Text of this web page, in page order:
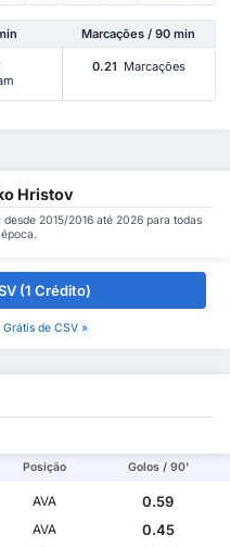
Marcações / 90 min
0.21 Marcações
Hristov
2015/2016 até 2026 para todas
(1 Crédito)
de CSV »
Posição Golos / 90'
AVA
0.59
AVA
0.45